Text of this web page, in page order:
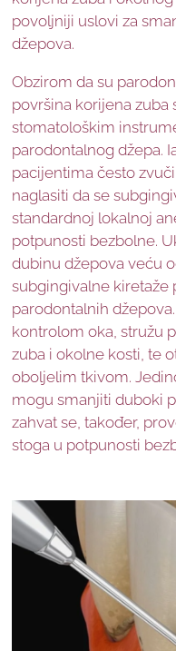
povoljniji uslovi za
džepova.
Obzirom da su
površina korijena zuba
stomatološkim
parodontalnog džepa.
pacijentima često
naglasiti da se
standardnoj lokalnoj
potpunosti bezbolne.
dubinu džepova veću
subgingivalne kiretaže
parodontalnih
kontrolom oka, stružu
zuba i okolne kosti, te
oboljelim tkivom.
mogu smanjiti duboki
zahvat se, također,
stoga u potpunosti